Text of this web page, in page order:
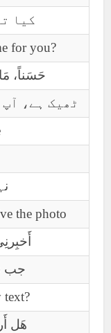
کیا
for you?
حَسَناً،
ٹھیک ہے،
the photo
جب
text?
ھَل